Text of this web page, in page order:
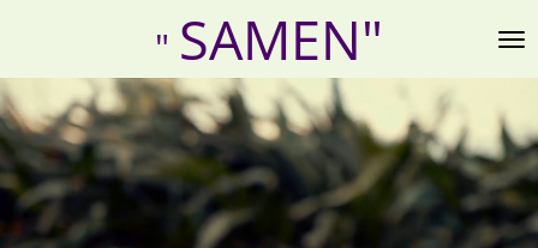
naar
de
hoofdinhoud
" SAMEN"